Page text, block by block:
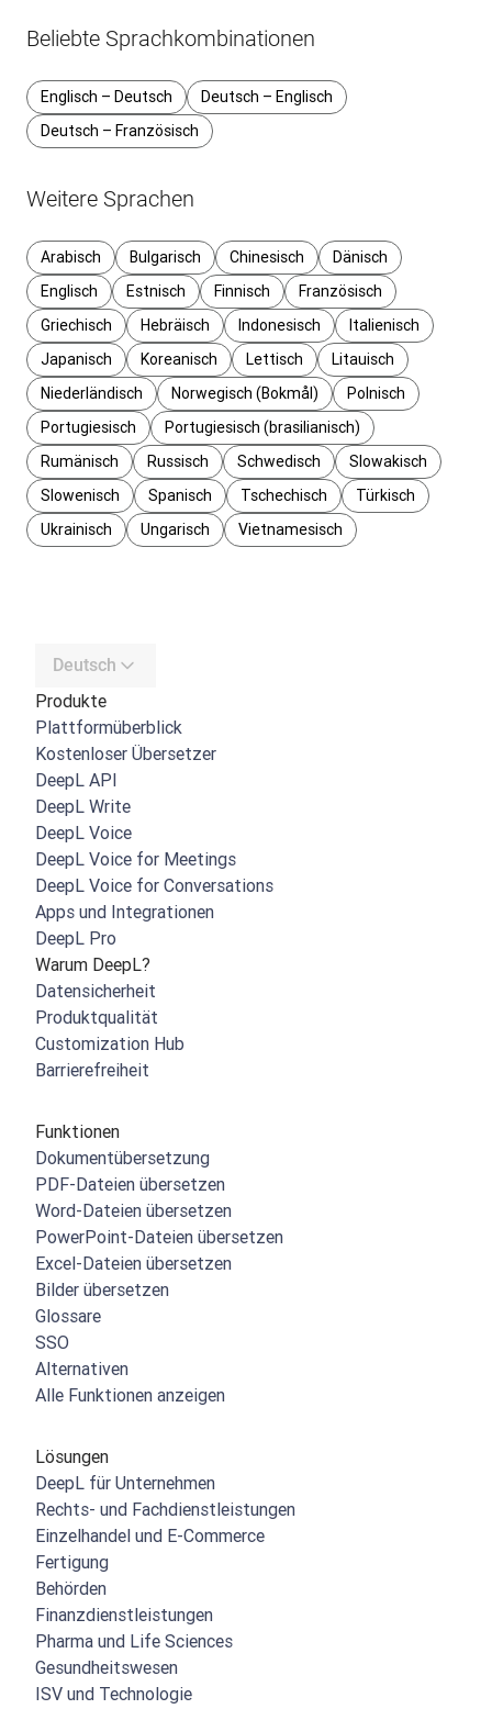
Beliebte Sprachkombinationen
Englisch – Deutsch
Deutsch – Englisch
Deutsch – Französisch
Weitere Sprachen
Arabisch Bulgarisch Chinesisch
Dänisch
Englisch
Estnisch Finnisch
Französisch
Griechisch
Hebräisch Indonesisch
Italienisch
Japanisch
Koreanisch Lettisch
Litauisch
Niederländisch
Norwegisch (Bokmål)
Polnisch
Portugiesisch
Portugiesisch (brasilianisch)
Rumänisch
Russisch Schwedisch
Slowakisch
Slowenisch
Spanisch Tschechisch
Türkisch
Ukrainisch
Ungarisch Vietnamesisch
Deutsch
Produkte
Plattformüberblick
Kostenloser Übersetzer
DeepL API
DeepL Write
DeepL Voice
DeepL Voice for Meetings
DeepL Voice for Conversations
Apps und Integrationen
DeepL Pro
Warum DeepL?
Datensicherheit
Produktqualität
Customization Hub
Barrierefreiheit
Funktionen
Dokumentübersetzung
PDF-Dateien übersetzen
Word-Dateien übersetzen
PowerPoint-Dateien übersetzen
Excel-Dateien übersetzen
Bilder übersetzen
Glossare
SSO
Alternativen
Alle Funktionen anzeigen
Lösungen
DeepL für Unternehmen
Rechts- und Fachdienstleistungen
Einzelhandel und E-Commerce
Fertigung
Behörden
Finanzdienstleistungen
Pharma und Life Sciences
Gesundheitswesen
ISV und Technologie